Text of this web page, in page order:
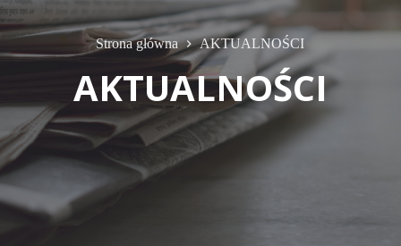
ś
c
Strona główna AKTUALNOŚCI
AKTUALNOŚCI